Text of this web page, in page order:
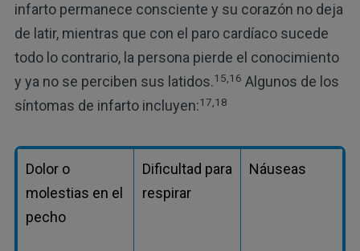
infarto permanece consciente y su corazón no deja
de latir, mientras que con el paro cardíaco sucede
todo lo contrario, la persona pierde el conocimiento
y ya no se perciben sus latidos.15,16 Algunos de los
síntomas de infarto incluyen:17,18
Dolor o
molestias en el
pecho
Dificultad para
respirar
Náuseas